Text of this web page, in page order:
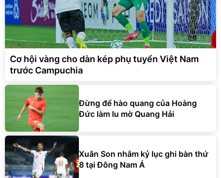
Cơ hội vàng cho dàn kép phụ tuyển Việt Nam
trước Campuchia
Đừng để hào quang của Hoàng
Đức làm lu mờ Quang Hải
Xuân Son nhắm kỷ lục ghi bàn thứ
8 tại Đông Nam Á